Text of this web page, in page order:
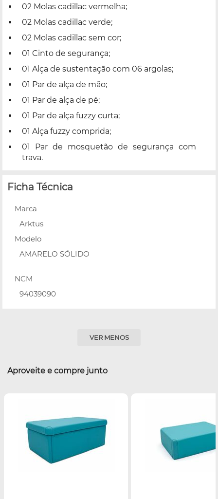
02 Molas cadillac vermelha;
02 Molas cadillac verde;
02 Molas cadillac sem cor;
01 Cinto de segurança;
01 Alça de sustentação com 06 argolas;
01 Par de alça de mão;
01 Par de alça de pé;
01 Par de alça fuzzy curta;
01 Alça fuzzy comprida;
01 Par de mosquetão de segurança com
trava.
Ficha Técnica
Marca
Arktus
Modelo
AMARELO SÓLIDO
NCM
94039090
VER MENOS
Aproveite e compre junto